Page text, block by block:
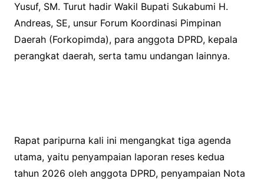
Yusuf, SM. Turut hadir Wakil Bupati Sukabumi H.
Andreas, SE, unsur Forum Koordinasi Pimpinan
Daerah (Forkopimda), para anggota DPRD, kepala
perangkat daerah, serta tamu undangan lainnya.
Rapat paripurna kali ini mengangkat tiga agenda
utama, yaitu penyampaian laporan reses kedua
tahun 2026 oleh anggota DPRD, penyampaian Nota